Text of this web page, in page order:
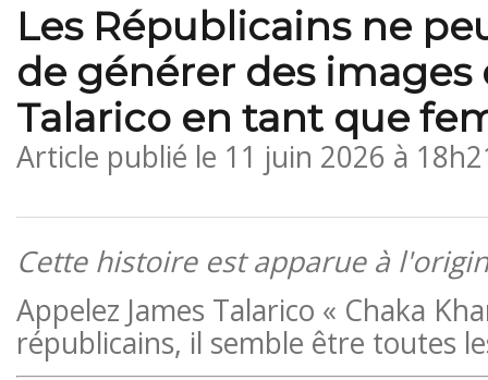
Les Républicains ne
de générer des images
Talarico en tant que
Article publié le 11 juin 2026 à
Cette histoire est apparue à
Appelez James Talarico « Chaka
républicains, il semble être toutes